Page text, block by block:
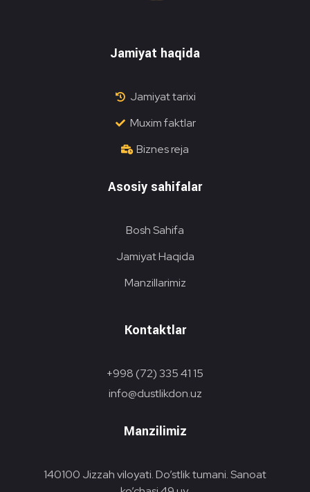
Jamiyat haqida
Jamiyat tarixi
Muxim faktlar
Biznes reja
Asosiy sahifalar
Bosh Sahifa
Jamiyat Haqida
Manzillarimiz
Kontaktlar
+998 (72) 335 41 15
info@dustlikdon.uz
Manzilimiz
140100 Jizzah viloyati. Do’stlik tumani. Sanoat